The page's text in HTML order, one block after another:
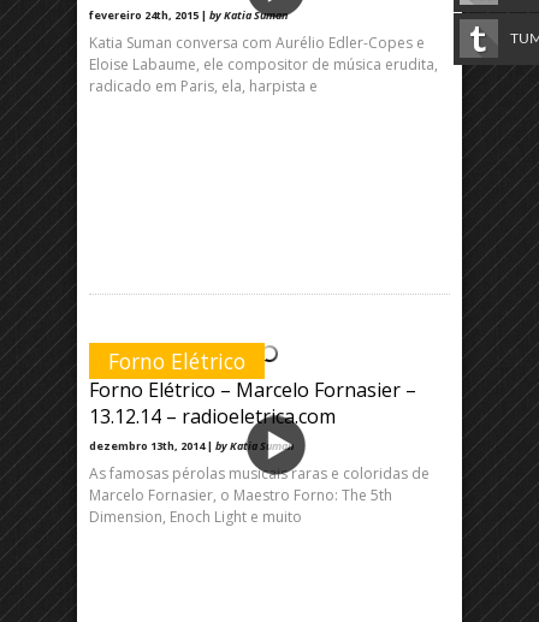
fevereiro 24th, 2015 | by Katia Suman
Katia Suman conversa com Aurélio Edler-Copes e
Eloise Labaume, ele compositor de música erudita,
radicado em Paris, ela, harpista e
Forno Elétrico
Forno Elétrico – Marcelo Fornasier –
13.12.14 – radioeletrica.com
dezembro 13th, 2014 | by Katia Suman
As famosas pérolas musicais raras e coloridas de
Marcelo Fornasier, o Maestro Forno: The 5th
Dimension, Enoch Light e muito